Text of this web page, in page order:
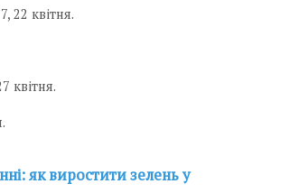
22 квітня.
квітня.
як виростити зелень у